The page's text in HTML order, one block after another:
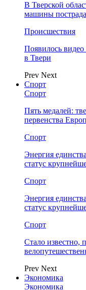
В Тверской
машины
Происшествия
Появилось
в Твери
Prev Next
Спорт
Спорт
Пять медалей:
первенства
Спорт
Энергия
статус
Спорт
Энергия
статус
Спорт
Стало известно,
Prev Next
Экономика
Экономика